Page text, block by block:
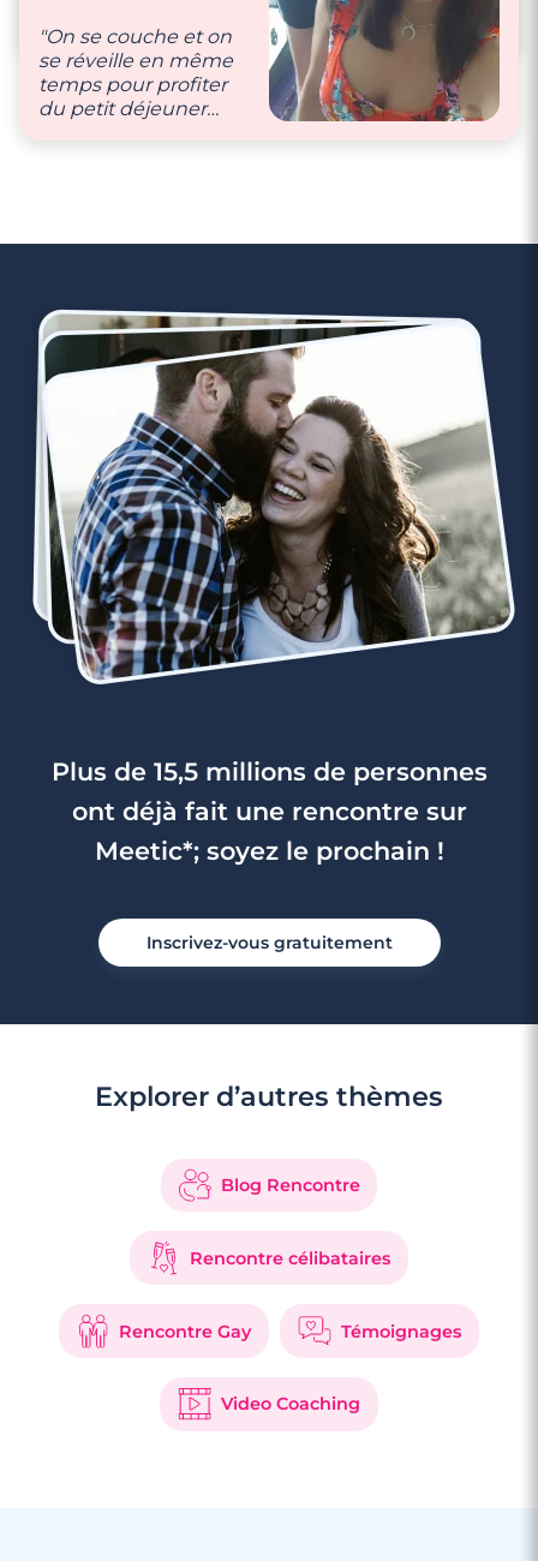
3 minutes
4 minutes
Rencontre à Menton
3 minutes
cadeaux de temps en
temps, des câlins…"
"On se couche et on
se réveille en même
temps pour profiter
du petit déjeuner
Plus de 15,5 millions de personnes
ont déjà fait une rencontre sur
Meetic*; soyez le prochain !
Inscrivez-vous gratuitement
Explorer d’autres thèmes
Blog Rencontre
Rencontre célibataires
Rencontre Gay Témoignages
Video Coaching